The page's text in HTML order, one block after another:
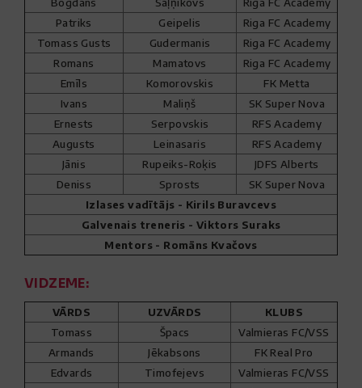
Patriks
Geipelis
Riga FC Academy
Tomass Gusts
Gudermanis
Riga FC Academy
Romans
Mamatovs
Riga FC Academy
Emīls
Komorovskis
FK Metta
Ivans
Maliņš
SK Super Nova
Ernests
Serpovskis
RFS Academy
Augusts
Leinasaris
RFS Academy
Jānis
Rupeiks-Roķis
JDFS Alberts
Deniss
Sprosts
SK Super Nova
Izlases vadītājs - Kirils Buravcevs
Galvenais treneris - Viktors Suraks
Mentors - Romāns Kvačovs
VIDZEME:
VĀRDS UZVĀRDS
KLUBS
Tomass
Špacs
Valmieras FC/VSS
Armands
Jēkabsons
FK Real Pro
Edvards
Timofejevs
Valmieras FC/VSS